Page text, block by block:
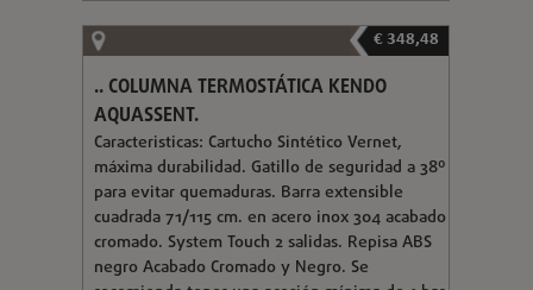
€ 348,48
.. COLUMNA TERMOSTÁTICA KENDO
AQUASSENT.
Caracteristicas: Cartucho Sintético Vernet,
máxima durabilidad. Gatillo de seguridad a 38º
para evitar quemaduras. Barra extensible
cuadrada 71/115 cm. en acero inox 304 acabado
cromado. System Touch 2 salidas. Repisa ABS
negro Acabado Cromado y Negro. Se